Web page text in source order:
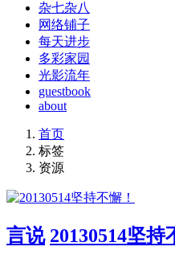
杂七杂八
网络铺子
每天进步
多彩家园
光影流年
guestbook
about
首页
标签
资源
言说 20130514坚持